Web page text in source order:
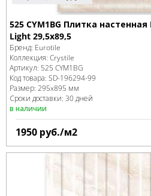
525 CYM1BG Плитка
Light 29,5х89,5
Бренд: Eurotile
Коллекция: Crystile
Артикул: 525 CYM1BG
Код товара: SD-196294-99
Размер: 295x895 мм
Сроки доставки: 30 дней
в наличии
1950 руб./м2